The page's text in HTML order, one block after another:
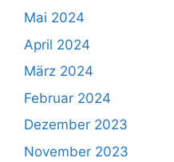
Mai 2024
April 2024
März 2024
Februar 2024
Dezember 2023
November 2023